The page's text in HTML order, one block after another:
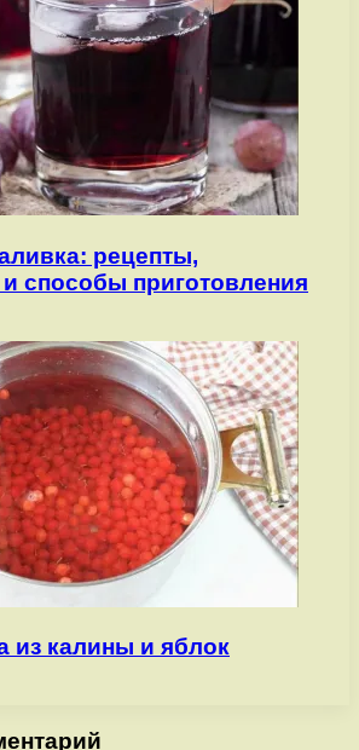
рецепты,
способы приготовления
из калины и яблок